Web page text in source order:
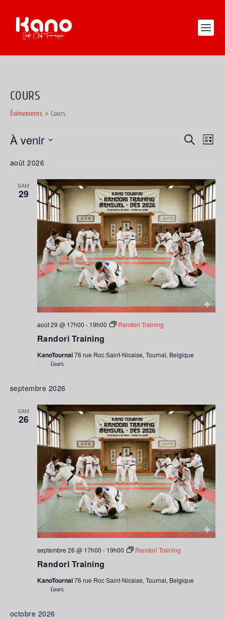
COURS
Évènements Cours
ÉVÈNEMENTS
DE
VUES
RECHERCHE
LISTE
À venir
une
août 2026
SAM
29
Randori Training
août 29 @ 17h00 - 19h00 Randori Training
KanoTournai76 rue Roc Saint-Nicaise, Tournai, Belgique
Cours
septembre 2026
SAM
26
Randori Training
septembre 26 @ 17h00 - 19h00 Randori Training
KanoTournai76 rue Roc Saint-Nicaise, Tournai, Belgique
Cours
octobre 2026